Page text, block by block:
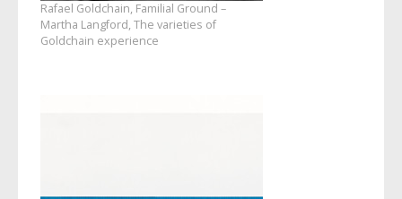
Rafael Goldchain, Familial Ground –
Martha Langford, The varieties of
Goldchain experience